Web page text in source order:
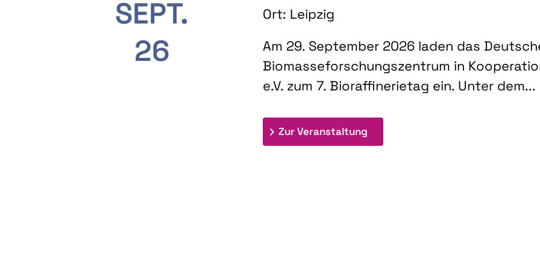
SEPT.
26
Ort: Leipzig
Am 29. September 2026 laden das
Biomasseforschungszentrum in
e.V. zum 7. Bioraffinerietag ein. Unter dem...
Zur Veranstaltung: 7. Bioraffinerietag